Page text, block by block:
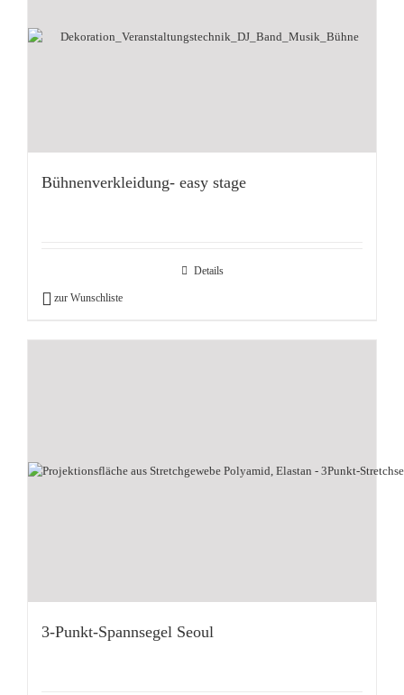
Bühnenverkleidung- easy stage
Details
zur Wunschliste
3-Punkt-Spannsegel Seoul